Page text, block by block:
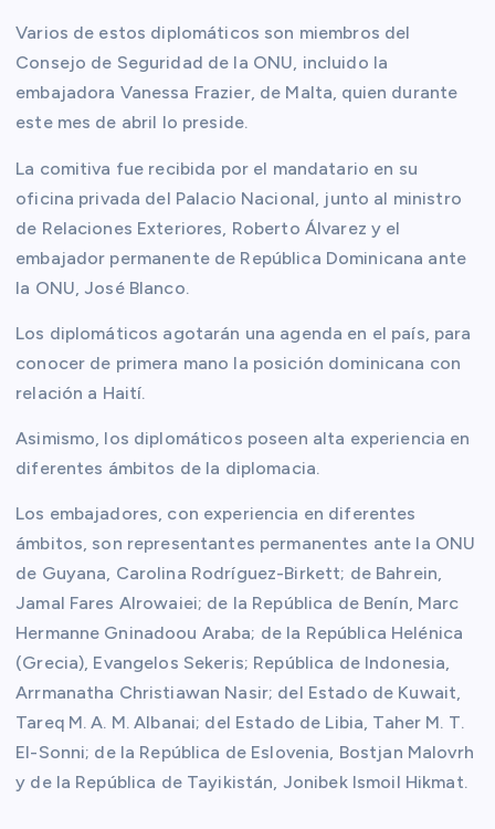
Varios de estos diplomáticos son miembros del
Consejo de Seguridad de la ONU, incluido la
embajadora Vanessa Frazier, de Malta, quien durante
este mes de abril lo preside.
La comitiva fue recibida por el mandatario en su
oficina privada del Palacio Nacional, junto al ministro
de Relaciones Exteriores, Roberto Álvarez y el
embajador permanente de República Dominicana ante
la ONU, José Blanco.
Los diplomáticos agotarán una agenda en el país, para
conocer de primera mano la posición dominicana con
relación a Haití.
Asimismo, los diplomáticos poseen alta experiencia en
diferentes ámbitos de la diplomacia.
Los embajadores, con experiencia en diferentes
ámbitos, son representantes permanentes ante la ONU
de Guyana, Carolina Rodríguez-Birkett; de Bahrein,
Jamal Fares Alrowaiei; de la República de Benín, Marc
Hermanne Gninadoou Araba; de la República Helénica
(Grecia), Evangelos Sekeris; República de Indonesia,
Arrmanatha Christiawan Nasir; del Estado de Kuwait,
Tareq M. A. M. Albanai; del Estado de Libia, Taher M. T.
El-Sonni; de la República de Eslovenia, Bostjan Malovrh
y de la República de Tayikistán, Jonibek Ismoil Hikmat.